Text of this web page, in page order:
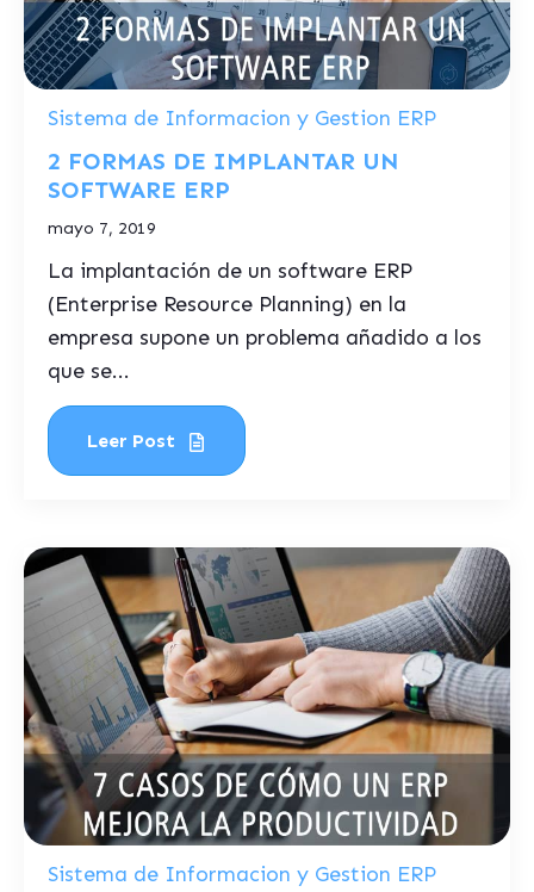
Sistema de Informacion y Gestion ERP
2 FORMAS DE IMPLANTAR UN
SOFTWARE ERP
mayo 7, 2019
La implantación de un software ERP
(Enterprise Resource Planning) en la
empresa supone un problema añadido a los
que se...
Leer Post
Sistema de Informacion y Gestion ERP